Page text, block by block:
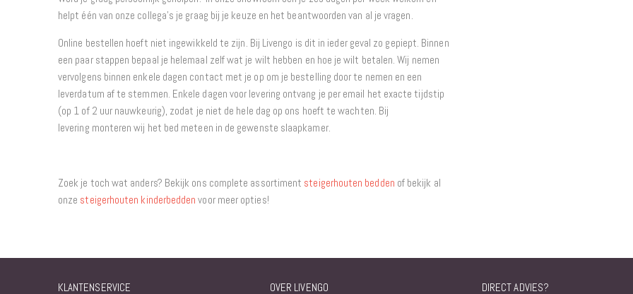
helpt één van onze collega’s je graag bij je keuze en het beantwoorden van al je vragen.
Online bestellen hoeft niet ingewikkeld te zijn. Bij Livengo is dit in ieder geval zo gepiept. Binnen
een paar stappen bepaal je helemaal zelf wat je wilt hebben en hoe je wilt betalen. Wij nemen
vervolgens binnen enkele dagen contact met je op om je bestelling door te nemen en een
leverdatum af te stemmen. Enkele dagen voor levering ontvang je per email het exacte tijdstip
(op 1 of 2 uur nauwkeurig), zodat je niet de hele dag op ons hoeft te wachten. Bij
levering monteren wij het bed meteen in de gewenste slaapkamer.
Zoek je toch wat anders? Bekijk ons complete assortiment steigerhouten bedden of bekijk al
onze steigerhouten kinderbedden voor meer opties!
KLANTENSERVICE OVER LIVENGO DIRECT ADVIES?